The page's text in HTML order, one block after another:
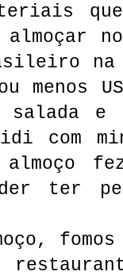
almoçar
menos
salada e
com
ter